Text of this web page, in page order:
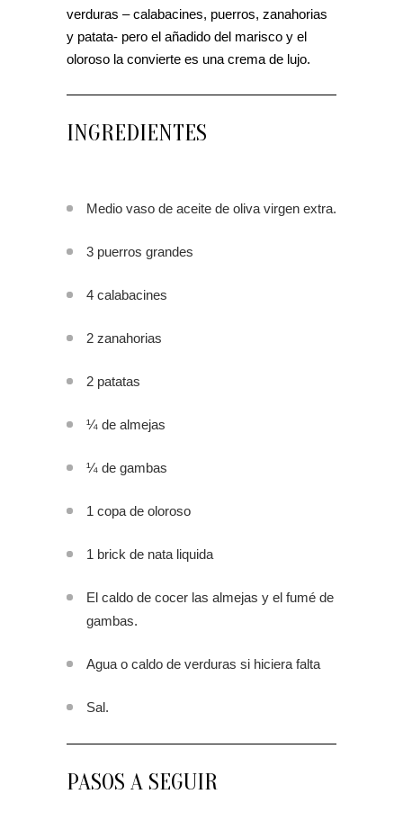
verduras – calabacines, puerros, zanahorias
y patata- pero el añadido del marisco y el
oloroso la convierte es una crema de lujo.
INGREDIENTES
Medio vaso de aceite de oliva virgen extra.
3 puerros grandes
4 calabacines
2 zanahorias
2 patatas
¼ de almejas
¼ de gambas
1 copa de oloroso
1 brick de nata liquida
El caldo de cocer las almejas y el fumé de
gambas.
Agua o caldo de verduras si hiciera falta
Sal.
PASOS A SEGUIR